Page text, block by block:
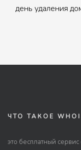
день удаления
ЧТО ТАКОЕ
это бесплатный